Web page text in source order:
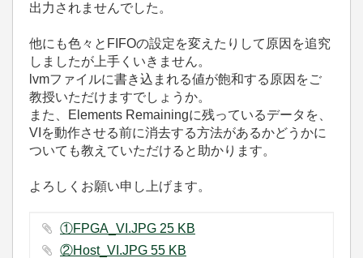
出力されませんでした。
他にも色々とFIFOの設定を変えたりして原因を追究
しましたが上手くいきません。
lvmファイルに書き込まれる値が飽和する原因をご
教授いただけますでしょうか。
また、Elements Remainingに残っているデータを、
VIを動作させる前に消去する方法があるかどうかに
ついても教えていただけると助かります。
よろしくお願い申し上げます。
①FPGA_VI.JPG ‏25 KB
②Host_VI.JPG ‏55 KB